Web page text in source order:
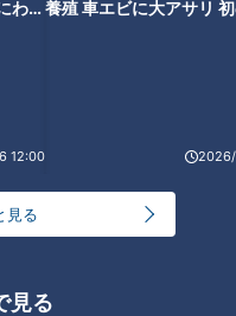
わ実
12:00
養殖 車エビに大アサリ
見る
見る
ット』。
セット連続で行います。